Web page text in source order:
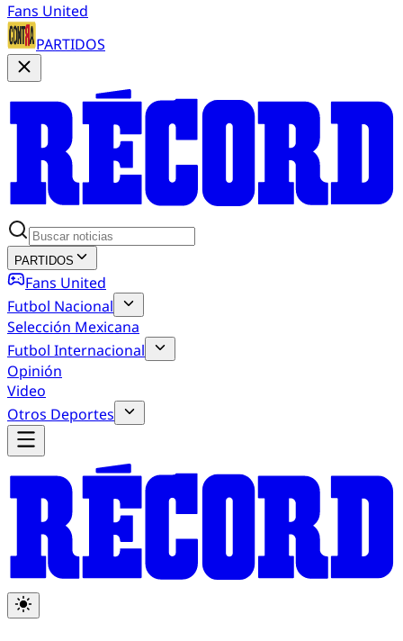
Fans United
PARTIDOS
PARTIDOS
Fans United
Futbol Nacional
Selección Mexicana
Futbol Internacional
Opinión
Video
Otros Deportes